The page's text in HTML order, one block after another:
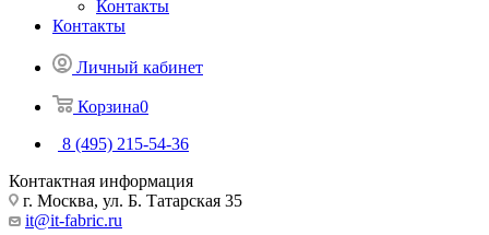
Контакты
Контакты
Личный кабинет
Корзина0
8 (495) 215-54-36
Контактная информация
г. Москва, ул. Б. Татарская 35
it@it-fabric.ru